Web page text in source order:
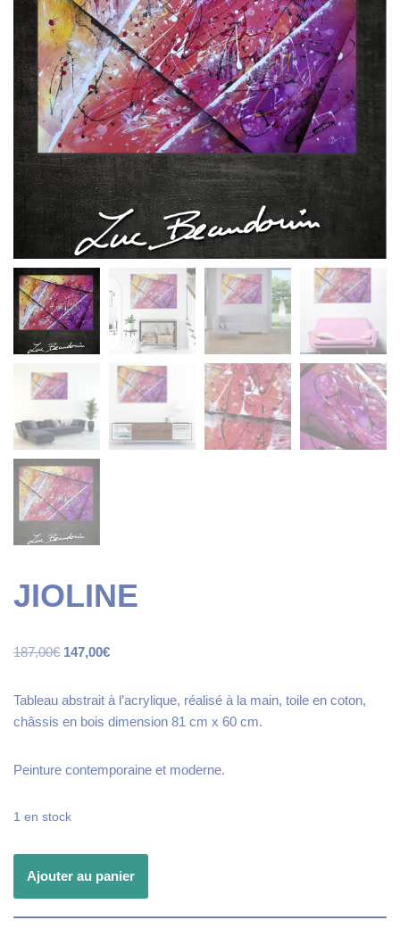
JIOLINE
187,00€ 147,00€
Tableau abstrait à l’acrylique, réalisé à la main, toile en coton,
châssis en bois dimension 81 cm x 60 cm.
Peinture contemporaine et moderne.
1 en stock
Ajouter au panier